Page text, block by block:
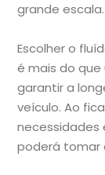
grande escala.
Escolher o
é mais do
garantir a
veículo. Ao
necessidades
poderá tomar